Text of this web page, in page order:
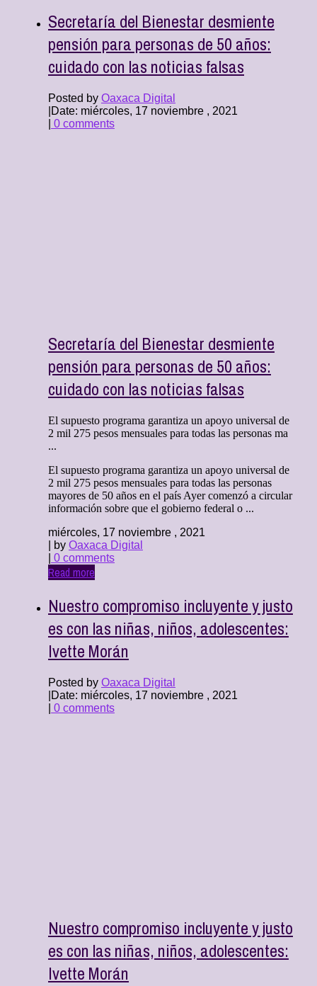
Secretaría del Bienestar desmiente
pensión para personas de 50 años:
cuidado con las noticias falsas
Posted by Oaxaca Digital
Date: miércoles, 17 noviembre , 2021
0 comments
Secretaría del Bienestar desmiente
pensión para personas de 50 años:
cuidado con las noticias falsas
El supuesto programa garantiza un apoyo universal de
2 mil 275 pesos mensuales para todas las personas ma
...
El supuesto programa garantiza un apoyo universal de
2 mil 275 pesos mensuales para todas las personas
mayores de 50 años en el país Ayer comenzó a circular
información sobre que el gobierno federal o ...
miércoles, 17 noviembre , 2021
| by Oaxaca Digital
0 comments
Read more
Nuestro compromiso incluyente y justo
es con las niñas, niños, adolescentes:
Ivette Morán
Posted by Oaxaca Digital
Date: miércoles, 17 noviembre , 2021
0 comments
Nuestro compromiso incluyente y justo
es con las niñas, niños, adolescentes:
Ivette Morán